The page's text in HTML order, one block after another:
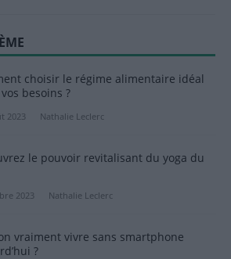
choisir le régime alimentaire idéal
besoins ?
2023 Nathalie Leclerc
le pouvoir revitalisant du yoga du
2023 Nathalie Leclerc
vraiment vivre sans smartphone
?